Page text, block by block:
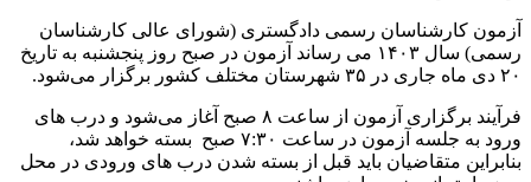
آزمون کارشناسان رسمی دادگستری (شورای ‌عالی کارشناسان
رسمی) سال ۱۴۰۳ می رساند آزمون در صبح روز پنجشنبه به تاریخ
۲۰ دی ماه جاری در ۳۵ شهرستان مختلف کشور برگزار می‌شود.
فرآیند برگزاری آزمون از ساعت ۸ صبح آغاز می‌شود و درب های
ورود به جلسه آزمون در ساعت ۷:۳۰ صبح بسته خواهد شد،
بنابراین متقاضیان باید قبل از بسته شدن درب های ورودی در محل